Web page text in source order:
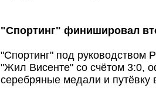
"Спортинг" финишировал
"Спортинг" под руководством
"Жил Висенте" со счётом 3:0,
серебряные медали и путёвку